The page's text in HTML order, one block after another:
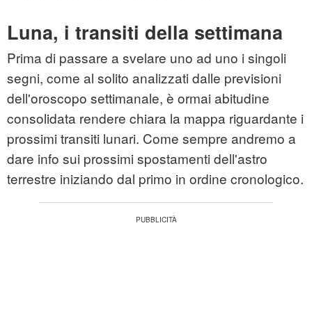
Luna, i transiti della settimana
Prima di passare a svelare uno ad uno i singoli
segni, come al solito analizzati dalle previsioni
dell'oroscopo settimanale, è ormai abitudine
consolidata rendere chiara la mappa riguardante i
prossimi transiti lunari. Come sempre andremo a
dare info sui prossimi spostamenti dell'astro
terrestre iniziando dal primo in ordine cronologico.